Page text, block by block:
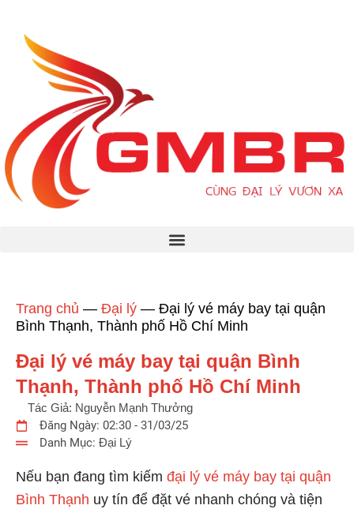
Trang chủ — Đại lý — Đại lý vé máy bay tại quận
Bình Thạnh, Thành phố Hồ Chí Minh
Đại lý vé máy bay tại quận Bình
Thạnh, Thành phố Hồ Chí Minh
Tác Giả: Nguyễn Mạnh Thưởng
Đăng Ngày: 02:30 - 31/03/25
Danh Mục: Đại Lý
Nếu bạn đang tìm kiếm đại lý vé máy bay tại quận
Bình Thạnh uy tín để đặt vé nhanh chóng và tiện